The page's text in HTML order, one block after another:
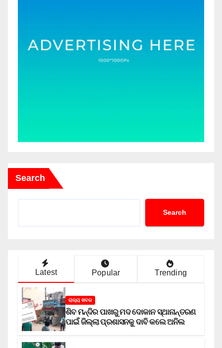
Search
Search
Latest Popular Trending
ରାଜ୍ୟ ଖବର
ଶିବ ମନ୍ଦିର ପାଖରୁ ମଦ ଦୋକାନ ସ୍ଥାନାନ୍ତରଣ
ପାଇଁ ଜିଲ୍ଲା ପ୍ରଶାସନକୁ ଦାବି କଲେ ଅନିଲ